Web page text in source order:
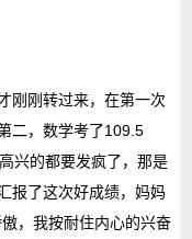
刚刚转过来，在第一次
二，数学考了109.5
兴的都要发疯了，那是
报了这次好成绩，妈妈
，我按耐住内心的兴奋